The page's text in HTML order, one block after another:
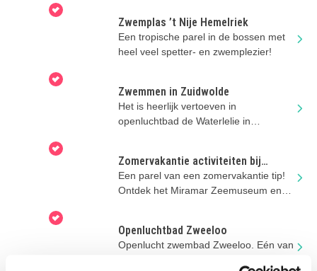
Zwemplas ’t Nije Hemelriek
Een tropische parel in de bossen met
heel veel spetter- en zwemplezier!
Zwemmen in Zuidwolde
Het is heerlijk vertoeven in
openluchtbad de Waterlelie in
Zomervakantie activiteiten bij
Miramar Zeemuseum
Een parel van een zomervakantie tip!
Ontdek het Miramar Zeemuseum en
Openluchtbad Zweeloo
Openlucht zwembad Zweeloo. Eén van